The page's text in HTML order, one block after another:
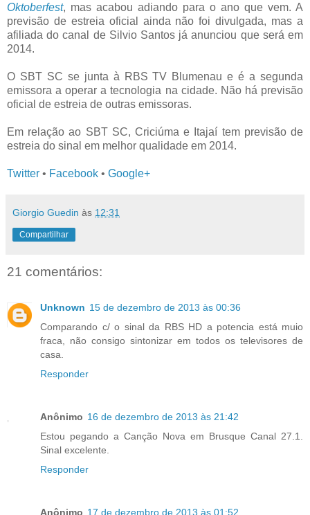
Oktoberfest, mas acabou adiando para o ano que vem. A
previsão de estreia oficial ainda não foi divulgada, mas a
afiliada do canal de Silvio Santos já anunciou que será em
2014.
O SBT SC se junta à RBS TV Blumenau e é a segunda
emissora a operar a tecnologia na cidade. Não há previsão
oficial de estreia de outras emissoras.
Em relação ao SBT SC, Criciúma e Itajaí tem previsão de
estreia do sinal em melhor qualidade em 2014.
Twitter • Facebook • Google+
Giorgio Guedin às 12:31
Compartilhar
21 comentários:
Unknown 15 de dezembro de 2013 às 00:36
Comparando c/ o sinal da RBS HD a potencia está muio
fraca, não consigo sintonizar em todos os televisores de
casa.
Responder
Anônimo 16 de dezembro de 2013 às 21:42
Estou pegando a Canção Nova em Brusque Canal 27.1.
Sinal excelente.
Responder
Anônimo 17 de dezembro de 2013 às 01:52